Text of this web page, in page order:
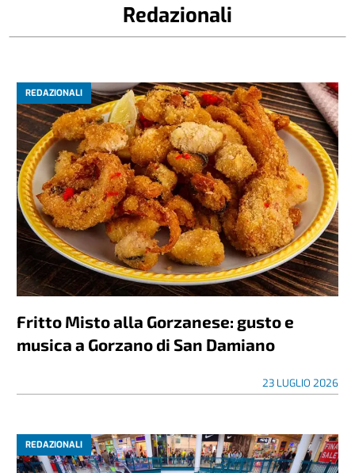
Redazionali
REDAZIONALI
Fritto Misto alla Gorzanese: gusto e
musica a Gorzano di San Damiano
23 LUGLIO 2026
REDAZIONALI